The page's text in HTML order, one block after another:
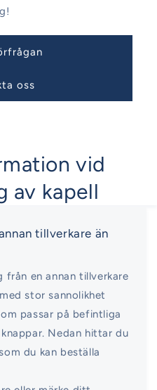
oss
vid
av kapell
tillverkare än
från en annan tillverkare
stor sannolikhet
passar på befintliga
Nedan hittar du
du kan beställa